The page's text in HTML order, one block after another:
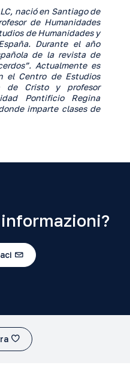
nació en Santiago de
de Humanidades
de Humanidades y
Durante el año
de la revista de
Actualmente es
el Centro de Estudios
de Cristo y profesor
Pontificio Regina
imparte clases de